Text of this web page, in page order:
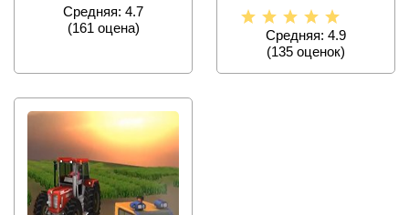
Средняя: 4.7
(161оценa)
планеты от
Средняя: 4.9
(135 оценок)